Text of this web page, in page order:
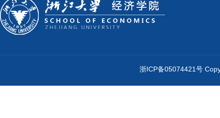
浙ICP备05074421号